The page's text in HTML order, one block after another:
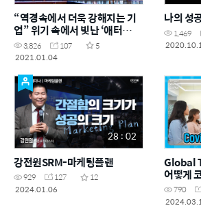
“역경속에서 더욱 강해지는 기
업” 위기 속에서 빛난 ‘애터
미’의 가치
3,826 107
5
2021.01.04
나의 성
1,469
28 : 02
강전원SRM-마케팅플랜
929 127
12
2024.01.06
Global
어떻게
790